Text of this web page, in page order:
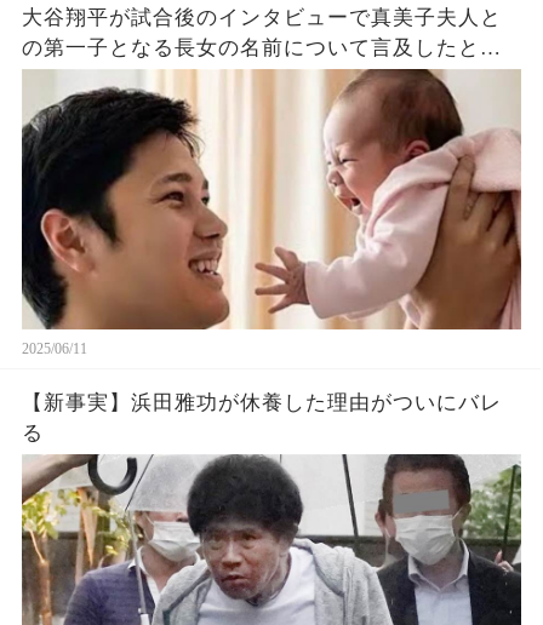
大谷翔平が試合後のインタビューで真美子夫人と
の第一子となる長女の名前について言及したと話
題に！山本由伸や佐々木朗希は知ってそう！
2025/06/11
【新事実】浜田雅功が休養した理由がついにバレ
る